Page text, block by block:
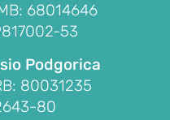
68014646
53
Podgorica
80031235
80